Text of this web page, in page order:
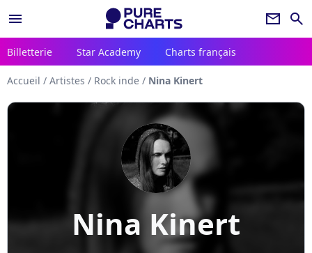
menu newsletter search
Billetterie Star Academy Charts français
Accueil / Artistes / Rock inde / Nina Kinert
Nina Kinert